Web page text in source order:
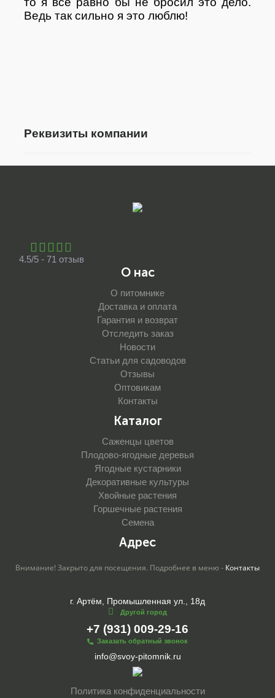
Ведь так сильно я это люблю!
Реквизиты компании
4.5/5 - 71 отзыв
О нас
О питомнике
Доставка и оплата
Гарантия и возврат
Отследить заказ
Новости
Статьи для садоводов
Отзывы
Оптовикам
Контакты
Каталог
Саженцы цветов
Плодово-ягодные деревья
Ягодные кустарники
Декоративные культуры
Хвойные растения
Горшечные растения
Семена
Адрес
Внимание! Закрыто для посещения. Подробнее в меню - Контакты
г. Артём, Промышленная ул., 18д
Другой город
+7 (931) 009-29-16
Заказать обратный звонок
info@svoy-pitomnik.ru
Политика конфиденциальности